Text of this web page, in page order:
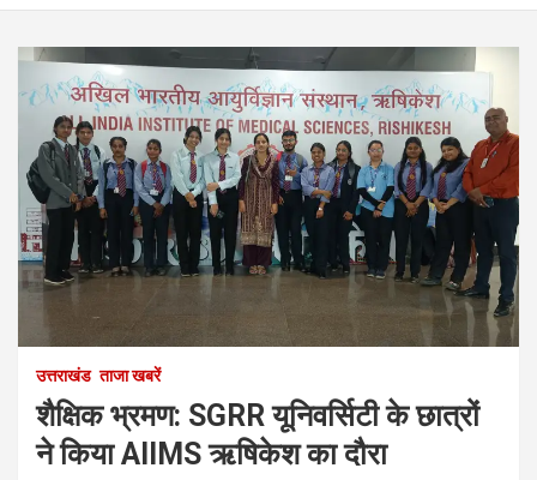
उत्तराखंड ताजा खबरें
शैक्षिक भ्रमण: SGRR यूनिवर्सिटी के छात्रों
ने किया AIIMS ऋषिकेश का दौरा